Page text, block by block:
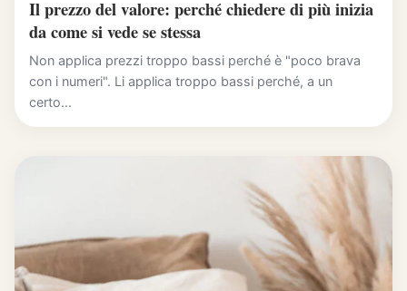
Il prezzo del valore: perché chiedere di più inizia
da come si vede se stessa
Non applica prezzi troppo bassi perché è "poco brava
con i numeri". Li applica troppo bassi perché, a un
certo...